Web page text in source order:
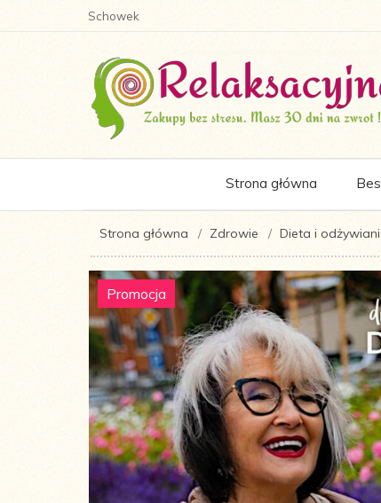
Schowek
Strona główna
Strona główna Zdrowie Dieta i
Promocja